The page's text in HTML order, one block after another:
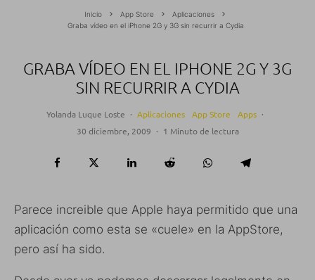
Inicio App Store
Aplicaciones
Graba vídeo en el iPhone 2G y 3G sin recurrir a Cydia
GRABA VÍDEO EN EL IPHONE 2G Y 3G
SIN RECURRIR A CYDIA
Yolanda Luque Loste · Aplicaciones App Store Apps ·
30 diciembre, 2009 · 1 Minuto de lectura
Parece increible que Apple haya permitido que una
aplicación como esta se «cuele» en la AppStore,
pero así ha sido.